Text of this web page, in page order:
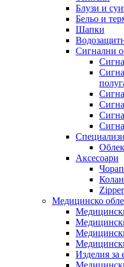
Блузи и
Бельо и
Шапки
Сигнални
Аксесоари
Медицинско
Изделия за